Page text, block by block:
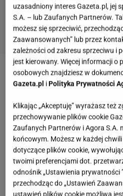
Zobacz wideoSkandaliczna
Więcej podobnych
głównejGazeta.pl
Nastolatki oddały 10 tys.
dłoni
Zosia Sołtysiak, oraz
uzasadniony interes Gazeta.pl, jej
S.A. – lub Zaufanych Partnerów.
możesz się sprzeciwić,
Zaawansowanych” lub przez
zależności od zakresu sprzeciwu i
jest kierowany. Więcej informacji o
osobowych znajdziesz w
Gazeta.pl i Polityka Prywatności
Klikając „Akceptuję” wyrażasz też
przechowywanie plików cookie
Zaufanych Partnerów i Agora S.A.
końcowym. Możesz w każdej
dotyczące plików cookie,
twoimi preferencjami dot.
odnośnik „Ustawienia prywatności
przechodząc do „Ustawień
ustawień plików cookie możliwa